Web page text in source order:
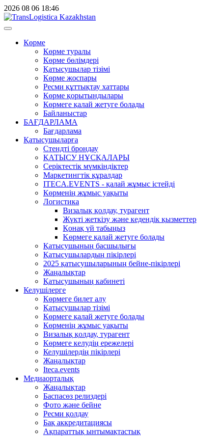
2026 08 06 18:46
Көрме
Көрме туралы
Көрме бөлімдері
Қатысушылар тізімі
Көрме жоспары
Ресми құттықтау хаттары
Көрме қорытындылары
Көрмеге қалай жетуге болады
Байланыстар
БАҒДАРЛАМА
Бағдарлама
Қатысушыларға
Стендті брондау
ҚАТЫСУ НҰСҚАЛАРЫ
Серіктестік мүмкіндіктер
Маркетингтік құралдар
ITECA.EVENTS - қалай жұмыс істейді
Көрменің жұмыс уақыты
Логистика
Визалық қолдау, турагент
Жүкті жеткізу және кедендік қызметтер
Қонақ үй табыңыз
Kөрмеге қалай жетуге болады
Қатысушының басшылығы
Қатысушылардың пікірлері
2025 қатысушыларының бейне-пікірлері
Жаңалықтар
Қатысушының кабинеті
Келушілерге
Көрмеге билет алу
Қатысушылар тізімі
Көрмеге қалай жетуге болады
Көрменің жұмыс уақыты
Визалық қолдау, турагент
Көрмеге келудің ережелері
Келушілердің пікірлері
Жаңалықтар
Iteca.events
Медиаорталық
Жаңалықтар
Баспасөз релиздері
Фото және бейне
Ресми қолдау
Бақ аккредитациясы
Ақпараттық ынтымақтастық